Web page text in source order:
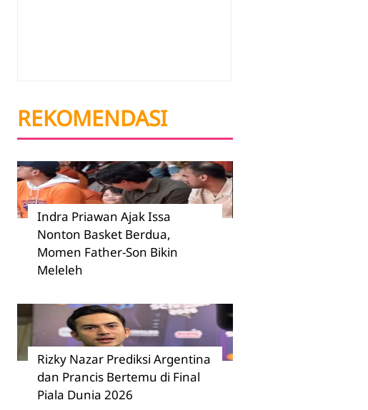
REKOMENDASI
Indra Priawan Ajak Issa
Nonton Basket Berdua,
Momen Father-Son Bikin
Meleleh
Rizky Nazar Prediksi Argentina
dan Prancis Bertemu di Final
Piala Dunia 2026